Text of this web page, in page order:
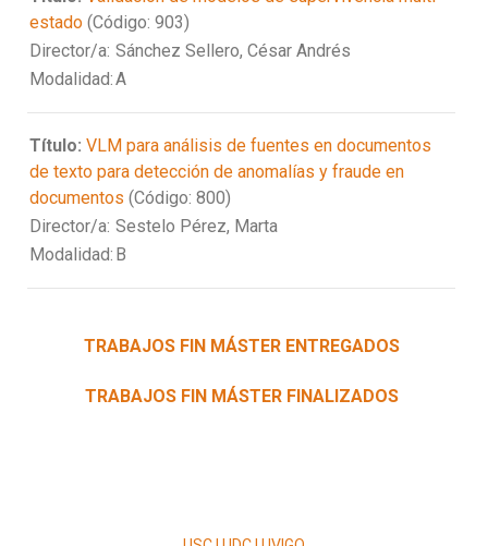
estado (Código: 903)
Director/a: Sánchez Sellero, César Andrés
Modalidad:A
Título: VLM para análisis de fuentes en documentos
de texto para detección de anomalías y fraude en
documentos (Código: 800)
Director/a: Sestelo Pérez, Marta
Modalidad: B
TRABAJOS FIN MÁSTER ENTREGADOS
TRABAJOS FIN MÁSTER FINALIZADOS